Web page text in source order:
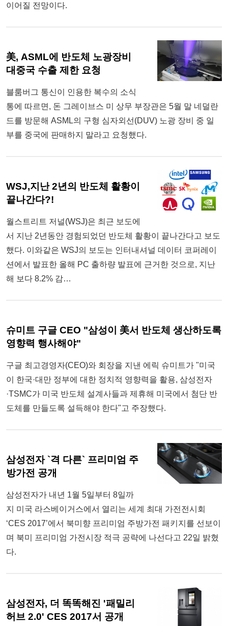
이어질 전망이다.
美, ASML에 반도체 노광장비
대중국 수출 제한 요청
블룸버그 통신이 인용한 복수의 소식
통에 따르면, 돈 그레이브스 미 상무 부장관은 5월 말 네덜란
드를 방문해 ASML의 구형 심자외선(DUV) 노광 장비 중 일
부를 중국에 판매하지 말라고 요청했다.
WSJ,지난 2년의 반도체 활황이
끝나간다?!
월스트리트 저널(WSJ)은 최근 보도에
서 지난 2년동안 경험되었던 반도체 활황이 끝나간다고 보도
했다. 이와같은 WSJ의 보도는 인터내셔널 데이터 코퍼레이
션에서 발표한 올해 PC 출하량 발표에 근거한 것으로, 지난
해 보다 8.2% 감…
슈미트 구글 CEO "삼성이 美서 반도체 생산하도록
영향력 행사해야"
구글 최고경영자(CEO)와 회장을 지낸 에릭 슈미트가 "미국
이 한국·대만 정부에 대한 정치적 영향력을 활용, 삼성전자
·TSMC가 미국 반도체 설계사들과 제휴해 미국에서 첨단 반
도체를 만들도록 설득해야 한다"고 주장했다.
삼성전자 `격 다른` 프리미엄 주
방가전 공개
삼성전자가 내년 1월 5일부터 8일까
지 미국 라스베이거스에서 열리는 세계 최대 가전전시회
‘CES 2017’에서 북미향 프리미엄 주방가전 패키지를 선보이
며 북미 프리미엄 가전시장 적극 공략에 나선다고 22일 밝혔
다.
삼성전자, 더 똑똑해진 '패밀리
허브 2.0' CES 2017서 공개